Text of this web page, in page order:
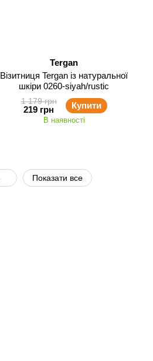
Tergan
Візитниця Tergan із натуральної
шкіри 0260-siyah/rustic
1 179 грн
219 грн Купити
В наявності
Показати все